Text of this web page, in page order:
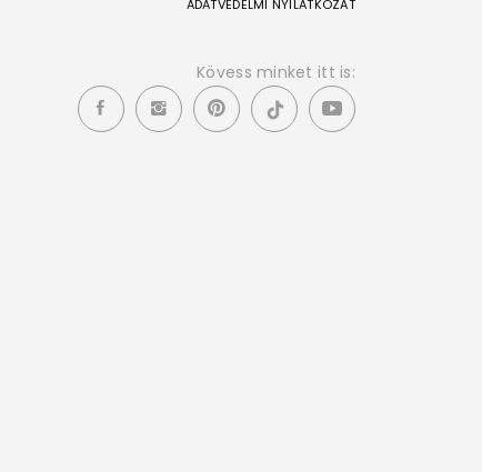
ADATVÉDELMI NYILATKOZAT
Kövess minket itt is: